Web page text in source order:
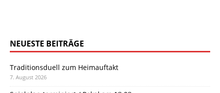
NEUESTE BEITRÄGE
Traditionsduell zum Heimauftakt
7. August 2026